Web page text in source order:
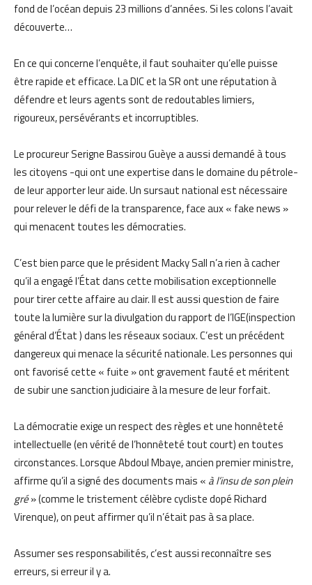
fond de l’océan depuis 23 millions d’années. Si les colons l’avait
découverte…
En ce qui concerne l’enquête, il faut souhaiter qu’elle puisse
être rapide et efficace. La DIC et la SR ont une réputation à
défendre et leurs agents sont de redoutables limiers,
rigoureux, persévérants et incorruptibles.
Le procureur Serigne Bassirou Guèye a aussi demandé à tous
les citoyens -qui ont une expertise dans le domaine du pétrole-
de leur apporter leur aide. Un sursaut national est nécessaire
pour relever le défi de la transparence, face aux « fake news »
qui menacent toutes les démocraties.
C’est bien parce que le président Macky Sall n’a rien à cacher
qu’il a engagé l’État dans cette mobilisation exceptionnelle
pour tirer cette affaire au clair. Il est aussi question de faire
toute la lumière sur la divulgation du rapport de l’IGE(inspection
général d’État ) dans les réseaux sociaux. C’est un précédent
dangereux qui menace la sécurité nationale. Les personnes qui
ont favorisé cette « fuite » ont gravement fauté et méritent
de subir une sanction judiciaire à la mesure de leur forfait.
La démocratie exige un respect des règles et une honnêteté
intellectuelle (en vérité de l’honnêteté tout court) en toutes
circonstances. Lorsque Abdoul Mbaye, ancien premier ministre,
affirme qu’il a signé des documents mais « à l’insu de son plein
gré» (comme le tristement célèbre cycliste dopé Richard
Virenque), on peut affirmer qu’il n’était pas à sa place.
Assumer ses responsabilités, c’est aussi reconnaître ses
erreurs, si erreur il y a.